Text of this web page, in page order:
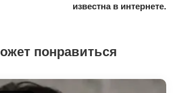
известна в интернете.
понравиться